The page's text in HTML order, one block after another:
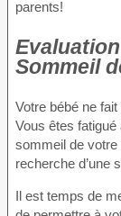
parents!
Evaluation
Sommeil
Votre bébé ne
Vous êtes
sommeil de
recherche d’une
Il est temps de